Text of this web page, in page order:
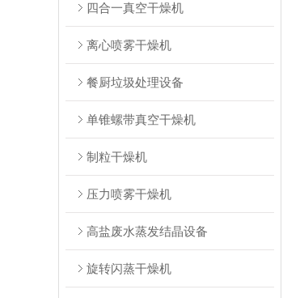
四合一真空干燥机
离心喷雾干燥机
餐厨垃圾处理设备
单锥螺带真空干燥机
制粒干燥机
压力喷雾干燥机
高盐废水蒸发结晶设备
旋转闪蒸干燥机